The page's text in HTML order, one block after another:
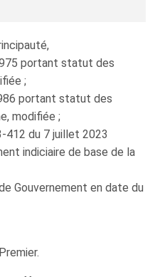
portant statut des
;
portant statut des
modifiée ;
412 du 7 juillet 2023
indiciaire de base de la
Gouvernement en date du